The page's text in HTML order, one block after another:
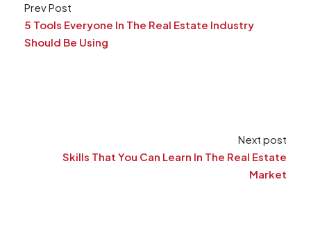
Prev Post
5 Tools Everyone In The Real Estate Industry
Should Be Using
Next post
Skills That You Can Learn In The Real Estate
Market